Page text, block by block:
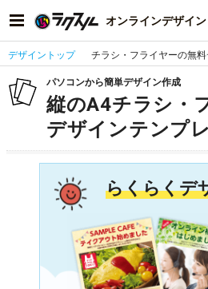
オンラインデザイン
デザイントップ チラシ・フライヤーの無
パソコンから簡単デザイン作成
縦のA4チラシ・
デザインテンプ
らくらくデ